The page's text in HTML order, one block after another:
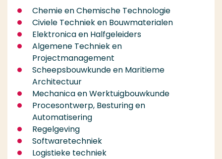
Chemie en Chemische Technologie
Civiele Techniek en Bouwmaterialen
Elektronica en Halfgeleiders
Algemene Techniek en
Projectmanagement
Scheepsbouwkunde en Maritieme
Architectuur
Mechanica en Werktuigbouwkunde
Procesontwerp, Besturing en
Automatisering
Regelgeving
Softwaretechniek
Logistieke techniek